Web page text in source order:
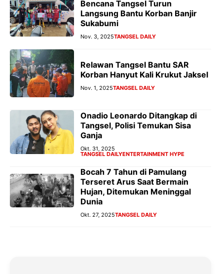
Bencana Tangsel Turun
Langsung Bantu Korban Banjir
Sukabumi
Nov. 3, 2025TANGSEL DAILY
Relawan Tangsel Bantu SAR
Korban Hanyut Kali Krukut Jaksel
Nov. 1, 2025TANGSEL DAILY
Onadio Leonardo Ditangkap di
Tangsel, Polisi Temukan Sisa
Ganja
Okt. 31, 2025
TANGSEL DAILYENTERTAINMENT HYPE
Bocah 7 Tahun di Pamulang
Terseret Arus Saat Bermain
Hujan, Ditemukan Meninggal
Dunia
Okt. 27, 2025TANGSEL DAILY